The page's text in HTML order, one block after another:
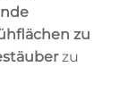
zu
zu